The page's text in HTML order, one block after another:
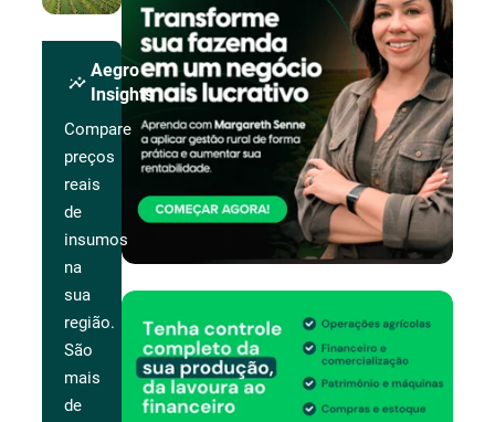
insights
Aegro
Insights
Compare
preços
reais
de
insumos
na
sua
região.
São
mais
de